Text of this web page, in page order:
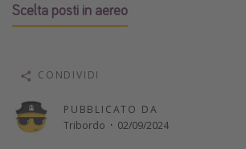
Altri argomenti
Calendario di viaggio
Festività del 2026
Città più visitate
Scelta posti in aereo
PUBBLICATO DA
Tribordo · 02/09/2024
CONDIVIDI